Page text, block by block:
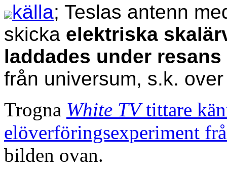
källa; Teslas antenn
skicka elektriska
laddades under
från universum, s.k.
Trogna White TVtittare
elöverföringsexperiment
bilden ovan.